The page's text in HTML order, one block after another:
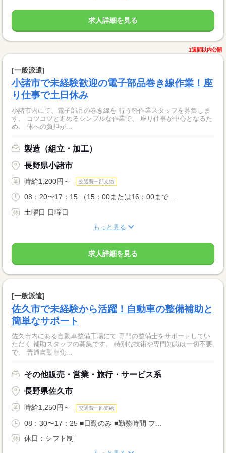
求人詳細を見る
1週間以内公開
[一般派遣]
小諸市で未経験歓迎の電子部品巻き線作業！座
り仕事で土日休み
小諸市内にて、電子部品の巻き線を 行う軽作業スタッフを募集しま
す。 コツコツと進めるシンプルな作業で、 座り仕事が中心となるた
め、 体への負担が...
製造（組立・加工）
長野県小諸市
時給1,200円～ 交通費一部支給
08：20〜17：15 （15：00または16：00まで...
土曜日 日曜日
もっと見る
求人詳細を見る
[一般派遣]
佐久市で未経験から活躍！自動車の整備補助と
簡単なサポート
佐久市内にある自動車整備工場にて 専門の整備士をサポートしてい
ただく 補助スタッフの募集です。 特別な技術や専門知識は一切不要
で、 普通自動車免...
その他販売・営業・旅行・サービス系
長野県佐久市
時給1,250円～ 交通費一部支給
08：30〜17：25 ■日勤のみ ■勤務時間 フ...
休日：シフト制